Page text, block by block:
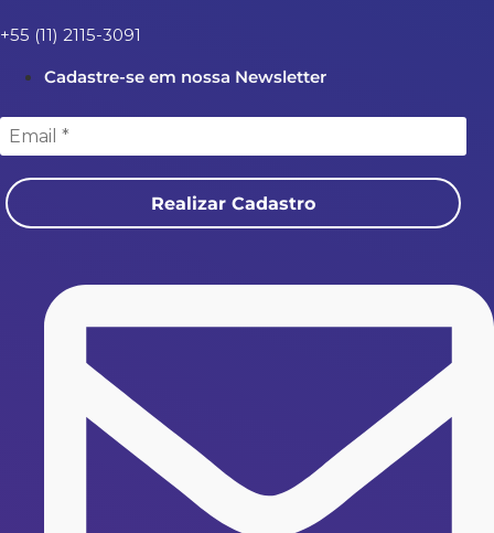
+55 (11) 2115-3091
Cadastre-se em nossa Newsletter
Realizar Cadastro